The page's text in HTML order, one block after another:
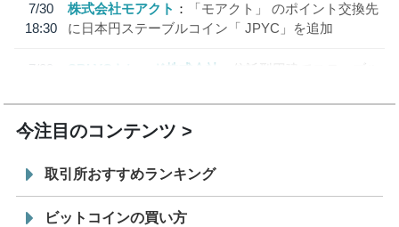
7/30
18:30
株式会社モアクト
「モアクト」 のポイント交換先
に日本円ステーブルコイン「 JPYC」を追加
7/29
SBI VCトレード株式会社
信託型円建てステーブル
今注目のコンテンツ
取引所おすすめランキング
ビットコインの買い方